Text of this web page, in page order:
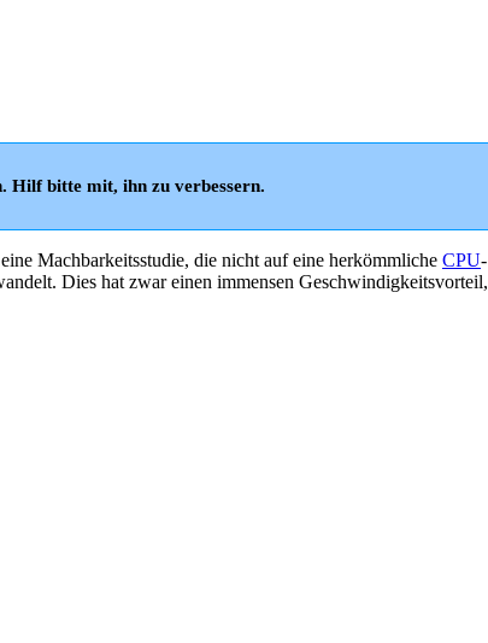
Hilf bitte mit, ihn zu verbessern.
Machbarkeitsstudie, die nicht auf eine herkömmliche CPU-
Dies hat zwar einen immensen Geschwindigkeitsvorteil,